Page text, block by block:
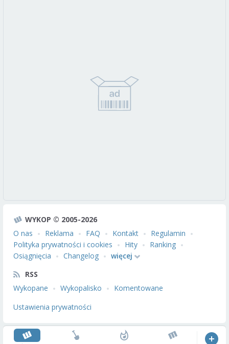
WYKOP © 2005-2026
O nas
Reklama FAQ Kontakt
Regulamin
Polityka prywatności i cookies
Hity
Ranking
Osiągnięcia
Changelog
więcej
RSS
Wykopane
Wykopalisko
Komentowane
Ustawienia prywatności